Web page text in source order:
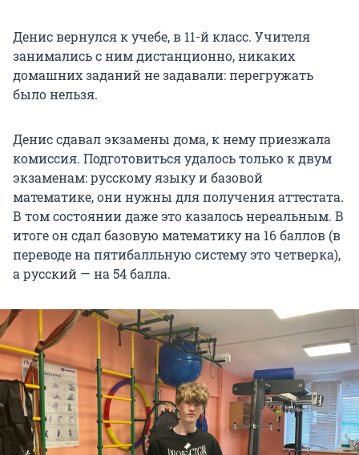
Денис вернулся к учебе, в 11-й класс. Учителя
занимались с ним дистанционно, никаких
домашних заданий не задавали: перегружать
было нельзя.
Денис сдавал экзамены дома, к нему приезжала
комиссия. Подготовиться удалось только к двум
экзаменам: русскому языку и базовой
математике, они нужны для получения аттестата.
В том состоянии даже это казалось нереальным. В
итоге он сдал базовую математику на 16 баллов (в
переводе на пятибалльную систему это четверка),
а русский — на 54 балла.